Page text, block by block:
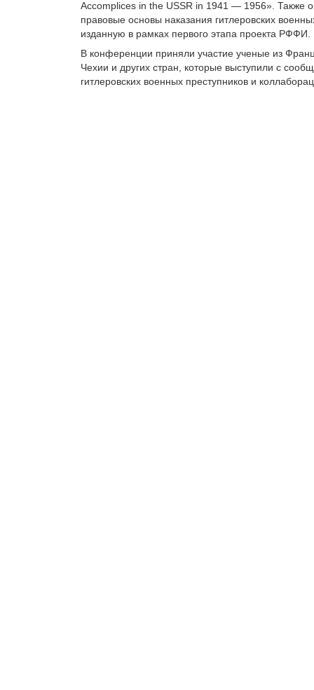
Accomplices in the USSR in 1941 — 1956». Также
правовые основы наказания гитлеровских
изданную в рамках первого этапа проекта РФФИ.
В конференции приняли участие ученые из
Чехии и других стран, которые выступили с
гитлеровских военных преступников и